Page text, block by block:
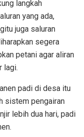
langkah
yang ada,
juga saluran
segera
petani agar aliran
lagi.
padi di desa itu
sistem pengairan
lebih dua hari, padi